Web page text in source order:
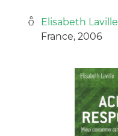
Elisabeth Laville
France, 2006